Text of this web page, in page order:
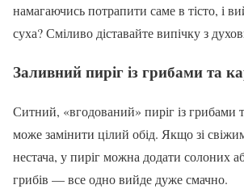
намагаючись потрапити саме в тісто, і
суха? Сміливо діставайте випічку з
Заливний пиріг із грибами та
Ситний, «вгодований» пиріг із грибами
може замінити цілий обід. Якщо зі
нестача, у пиріг можна додати солоних
грибів — все одно вийде дуже смачно.